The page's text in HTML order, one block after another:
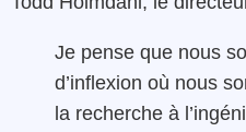
Je pense que nous
d’inflexion où nous
la recherche à